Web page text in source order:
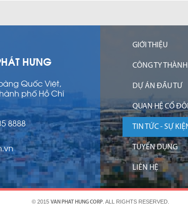
HƯNG
Quốc Việt,
phố Hồ Chí
8888
GIỚI THIỆU
CÔNG TY THÀNH
DỰ ÁN ĐẦU TƯ
QUAN HỆ CỔ
TIN TỨC - SỰ
TUYỂN DỤNG
LIÊN HỆ
© 2015 VAN PHAT HUNG CORP. ALL RIGHTS RESERVED.